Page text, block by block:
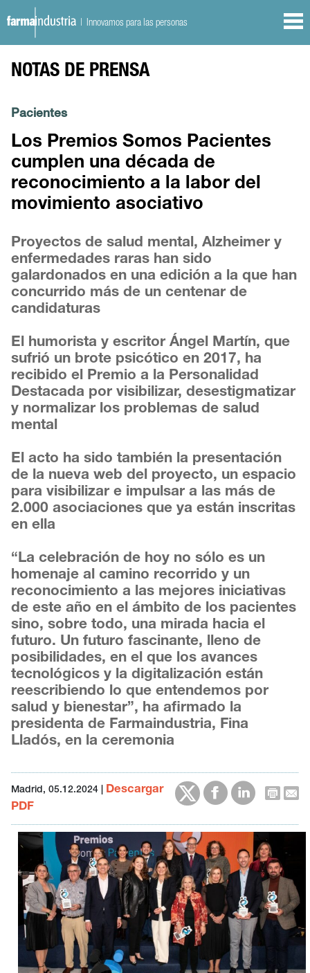
| Innovamos para las personas
NOTAS DE PRENSA
Pacientes
Los Premios Somos Pacientes
cumplen una década de
reconocimiento a la labor del
movimiento asociativo
Proyectos de salud mental, Alzheimer y
enfermedades raras han sido
galardonados en una edición a la que han
concurrido más de un centenar de
candidaturas
El humorista y escritor Ángel Martín, que
sufrió un brote psicótico en 2017, ha
recibido el Premio a la Personalidad
Destacada por visibilizar, desestigmatizar
y normalizar los problemas de salud
mental
El acto ha sido también la presentación
de la nueva web del proyecto, un espacio
para visibilizar e impulsar a las más de
2.000 asociaciones que ya están inscritas
en ella
“La celebración de hoy no sólo es un
homenaje al camino recorrido y un
reconocimiento a las mejores iniciativas
de este año en el ámbito de los pacientes
sino, sobre todo, una mirada hacia el
futuro. Un futuro fascinante, lleno de
posibilidades, en el que los avances
tecnológicos y la digitalización están
reescribiendo lo que entendemos por
salud y bienestar”, ha afirmado la
presidenta de Farmaindustria, Fina
Lladós, en la ceremonia
Madrid, 05.12.2024
Descargar
PDF